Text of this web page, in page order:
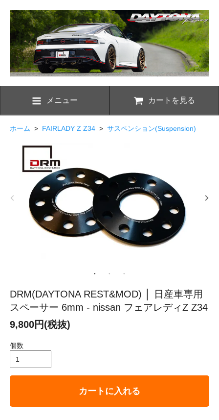
メニュー カートを見る
ホーム > FAIRLADY Z Z34 > サスペンション(Suspension)
DRM(DAYTONA REST&MOD) │ 日産車専用
スペーサー 6mm - nissan フェアレディZ Z34
9,800円(税抜)
個数
カートに入れる